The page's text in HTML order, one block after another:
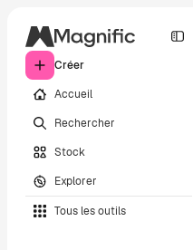
Créer
Accueil
Rechercher
Stock
Explorer
Tous les outils